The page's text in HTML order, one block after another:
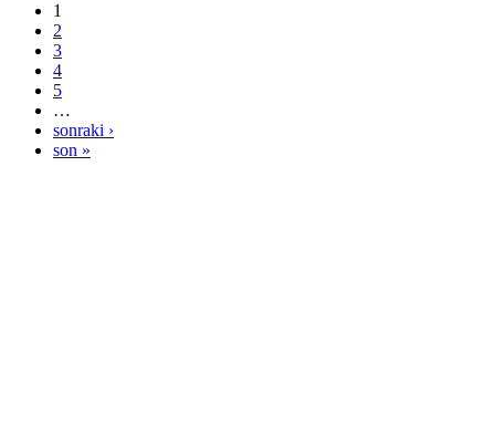
1
2
3
4
5
…
sonraki ›
son »